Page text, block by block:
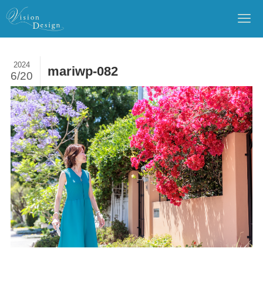
mariwp-082
2024
6/20